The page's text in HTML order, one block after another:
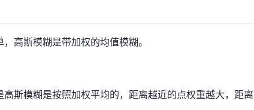
高斯模糊是带加权的均值模糊。
斯模糊是按照加权平均的，距离越近的点权重越大，距离